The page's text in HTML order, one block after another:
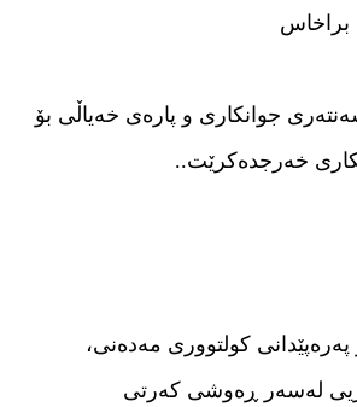
براخاس
جوانکارى و پارەى خەیاڵى بۆ
خەرجدەکرێت..
كولتووری مەدەنی،
لەسەر ڕەوشی كەرتی